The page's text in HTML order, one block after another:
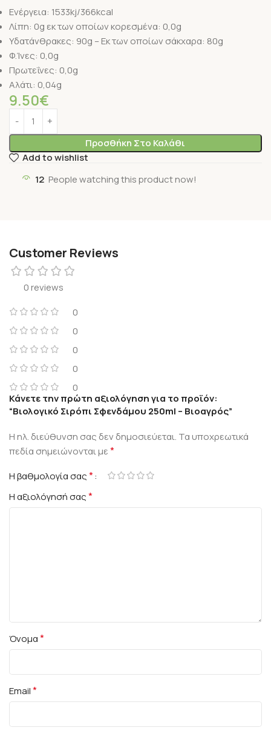
Ενέργεια: 1533kj/366kcal
Λίπη: 0g εκ των οποίων κορεσμένα: 0,0g
Υδατάνθρακες: 90g – Εκ των οποίων σάκχαρα: 80g
Φ.Ίνες: 0,0g
Πρωτεΐνες: 0,0g
Αλάτι: 0,04g
9.50€
Προσθήκη Στο Καλάθι
Add to wishlist
12 People watching this product now!
Customer Reviews
0 reviews
0
0
0
0
0
Κάνετε την πρώτη αξιολόγηση για το προϊόν:
“Βιολογικό Σιρόπι Σφενδάμου 250ml – Βιοαγρός”
Η ηλ. διεύθυνση σας δεν δημοσιεύεται. Τα υποχρεωτικά
πεδία σημειώνονται με*
Η βαθμολογία σας*
Η αξιολόγησή σας*
Όνομα*
Email*